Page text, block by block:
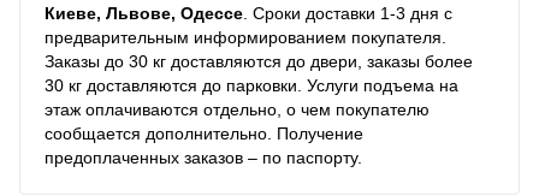
Киеве, Львове, Одессе . Сроки доставки 1-3 дня с
предварительным информированием покупателя.
Заказы до 30 кг доставляются до двери, заказы более
30 кг доставляются до парковки. Услуги подъема на
этаж оплачиваются отдельно, о чем покупателю
сообщается дополнительно. Получение
предоплаченных заказов – по паспорту.